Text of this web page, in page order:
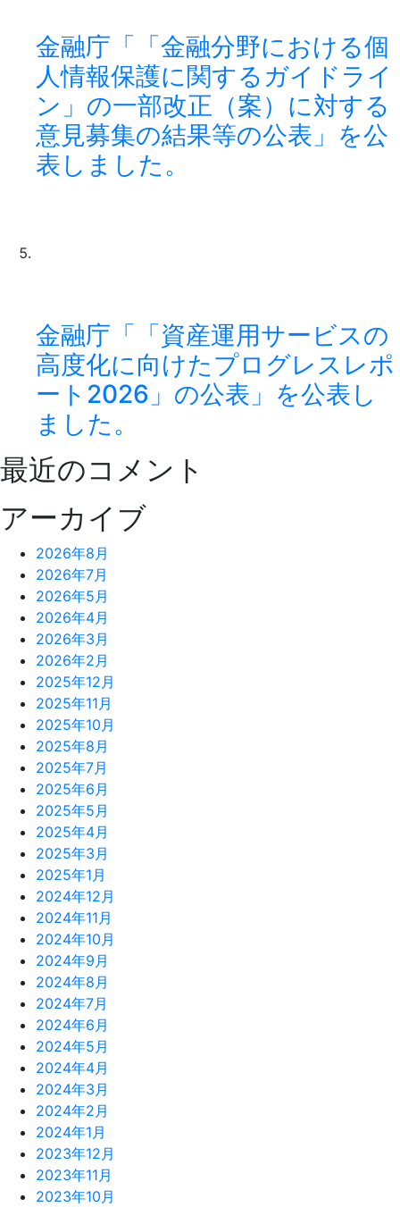
金融庁「「金融分野における個
人情報保護に関するガイドライ
ン」の一部改正（案）に対する
意見募集の結果等の公表」を公
表しました。
金融庁「「資産運用サービスの
高度化に向けたプログレスレポ
ート2026」の公表」を公表し
ました。
最近のコメント
アーカイブ
2026年8月
2026年7月
2026年5月
2026年4月
2026年3月
2026年2月
2025年12月
2025年11月
2025年10月
2025年8月
2025年7月
2025年6月
2025年5月
2025年4月
2025年3月
2025年1月
2024年12月
2024年11月
2024年10月
2024年9月
2024年8月
2024年7月
2024年6月
2024年5月
2024年4月
2024年3月
2024年2月
2024年1月
2023年12月
2023年11月
2023年10月